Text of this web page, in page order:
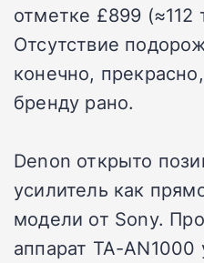
отметке £899 (≈112
Отсутствие
конечно,
бренду рано.
Denon открыто
усилитель как
модели от Sony.
аппарат TA-